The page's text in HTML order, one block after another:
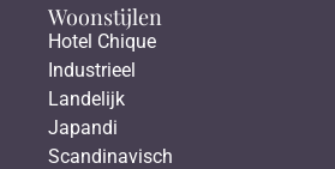
Woonstijlen
Hotel Chique
Industrieel
Landelijk
Japandi
Scandinavisch